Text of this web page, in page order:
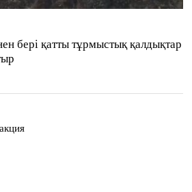
бері қатты тұрмыстық қалдықтар